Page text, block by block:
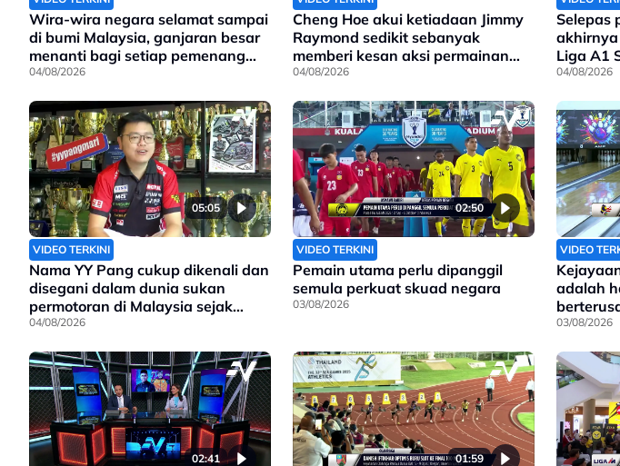
Wira-wira negara selamat sampai
di bumi Malaysia, ganjaran besar
menanti bagi setiap pemenang
pingat di Sukan Komanwel 2026
04/08/2026
Cheng Hoe akui ketiadaan Jimmy
Raymond sedikit sebanyak
memberi kesan aksi permainan
Harimau Malaya
04/08/2026
Selepas
Liga A1
04/08/2026
05:05
VIDEO TERKINI
Nama YY Pang cukup dikenali dan
disegani dalam dunia sukan
permotoran di Malaysia sejak
90an, dan kini anak kepada
yang telah ditinggalkan
04/08/2026
02:50
VIDEO TERKINI
Pemain utama perlu dipanggil
semula perkuat skuad negara
03/08/2026
VIDEO
adalah
sungguh
03/08/2026
02:41 01:59